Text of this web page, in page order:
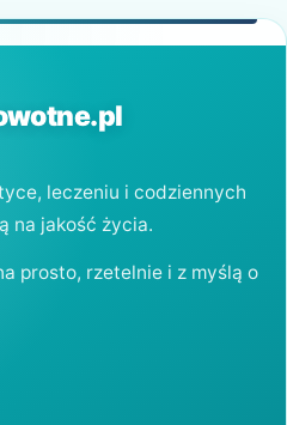
leczeniu i codziennych
na jakość życia.
prosto, rzetelnie i z myślą o